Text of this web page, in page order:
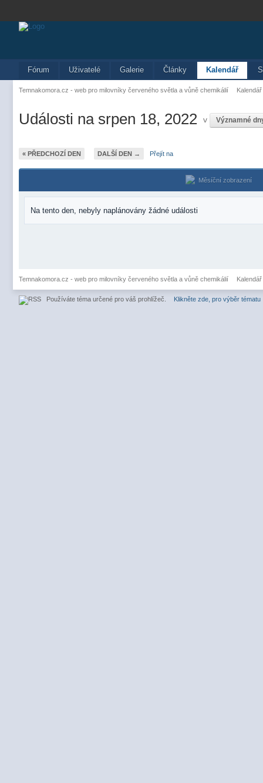
Fórum Uživatelé Galerie Články Kalendář
Temnakomora.cz - web pro milovníky červeného světla a vůně chemikálií Kalendář
Události na srpen 18, 2022 v Významné
« PŘEDCHOZÍ DEN DALŠÍ DEN → Přejít na
Měsíční zobrazení
Na tento den, nebyly naplánovány žádné události
Temnakomora.cz - web pro milovníky červeného světla a vůně chemikálií Kalendář
Používáte téma určené pro váš prohlížeč. Klikněte zde, pro výběr tématu